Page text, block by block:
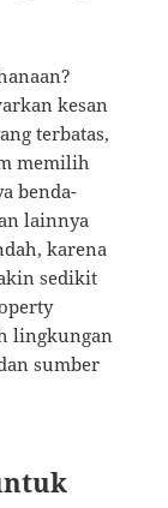
kesan
terbatas,
memilih
benda-
lainnya
karena
sedikit
lingkungan
sumber